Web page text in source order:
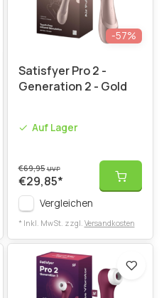
-57%
Satisfyer Pro 2 -
Generation 2 - Gold
Auf Lager
€69,95UVP
€29,85*
Vergleichen
* Inkl. MwSt. zzgl. Versandkosten